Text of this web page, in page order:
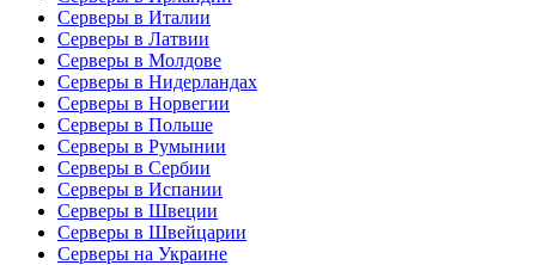
Серверы в Италии
Серверы в Латвии
Серверы в Молдове
Серверы в Нидерландах
Серверы в Норвегии
Серверы в Польше
Серверы в Румынии
Серверы в Сербии
Серверы в Испании
Серверы в Швеции
Серверы в Швейцарии
Серверы на Украине